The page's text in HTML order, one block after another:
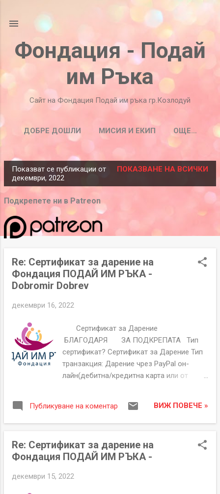
Пропускане към основното съдържание
Фондация - Подай
им Ръка
Сайт на Фондация Подай им ръка гр.Козлодуй
ДОБРЕ ДОШЛИ МИСИЯ И ЕКИП ОЩЕ…
у
б
л
и
к
Показват се публикации от
декември, 2022
ПОКАЗВАНЕ НА ВСИЧКИ
Подкрепете ни в Patreon
Re: Сертификат за дарение на
Фондация ПОДАЙ ИМ РЪКА -
Dobromir Dobrev
декември 16, 2022
Сертификат за Дарение
БЛАГОДАРЯ ЗА ПОДКРЕПАТА Тип
сертификат? Сертификат за Дарение Тип
транзакция: Дарение чрез PayPal он-
лайн(дебитна/кредитна карта или от
2022 Дарител Имена Dobromir Dobrev
Имейл ###### Основание/Кампания/
Безвъзмездно дарение за Фондация
Подай им ръка Дарение чрез PayPal
Нето 195,85 EUR
Публикуване на коментар ВИЖ ПОВЕЧЕ »
Re: Сертификат за дарение на
Фондация ПОДАЙ ИМ РЪКА -
декември 15, 2022